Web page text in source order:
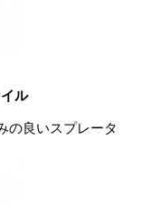
ル
の良いスプレータ